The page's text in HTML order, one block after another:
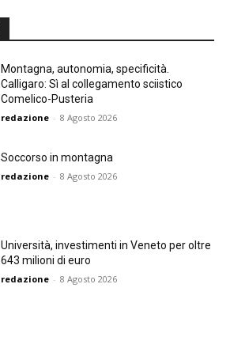
Montagna, autonomia, specificità.
Calligaro: Sì al collegamento sciistico
Comelico-Pusteria
redazione - 8 Agosto 2026
Soccorso in montagna
redazione - 8 Agosto 2026
Università, investimenti in Veneto per oltre
643 milioni di euro
redazione - 8 Agosto 2026